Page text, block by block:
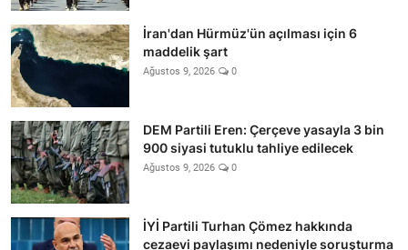
İran'dan Hürmüz'ün açılması için 6
maddelik şart
Ağustos 9, 2026 0
DEM Partili Eren: Çerçeve yasayla 3 bin
900 siyasi tutuklu tahliye edilecek
Ağustos 9, 2026 0
İYİ Partili Turhan Çömez hakkında
cezaevi paylaşımı nedeniyle soruşturma